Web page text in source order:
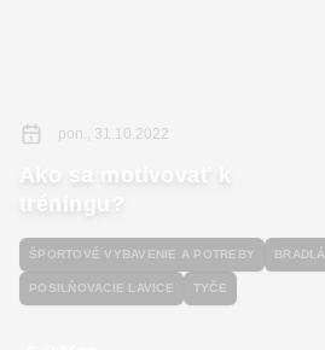
pon., 31.10.2022
Ako sa motivovať k
tréningu?
ŠPORTOVÉ VYBAVENIE A POTREBY BRADLÁ
POSILŇOVACIE LAVICE TYČE